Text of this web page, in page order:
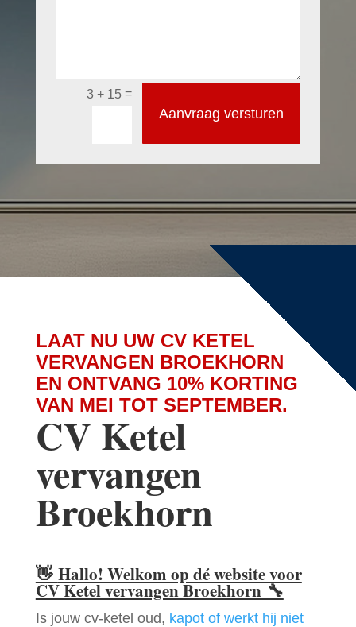
3 + 15=
Aanvraag versturen
LAAT NU UW CV KETEL
VERVANGEN BROEKHORN
EN ONTVANG 10% KORTING
VAN MEI TOT SEPTEMBER.
CV Ketel
vervangen
Broekhorn
👋 Hallo! Welkom op dé website voor
CV Ketel vervangen Broekhorn🔧
Is jouw cv-ketel oud, kapot of werkt hij niet